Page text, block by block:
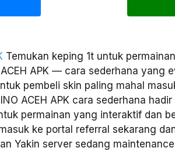
Temukan keping 1t untuk permainan
APK — cara sederhana yang
pembeli skin paling mahal
ACEH APK cara sederhana hadir
permainan yang interaktif dan
ke portal referral sekarang
Yakin server sedang maintenance